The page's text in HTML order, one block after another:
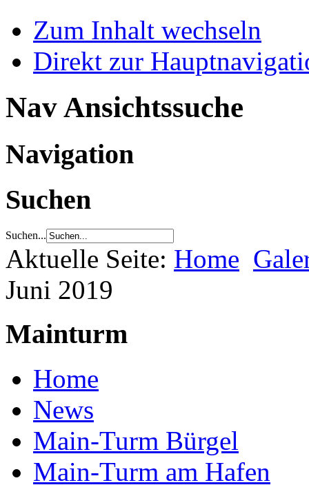
Zum Inhalt wechseln
Direkt zur
Nav Ansichtssuche
Navigation
Suchen
Suchen...
Aktuelle Seite: Home
Juni 2019
Mainturm
Home
News
Main-Turm Bürgel
Main-Turm am Hafen